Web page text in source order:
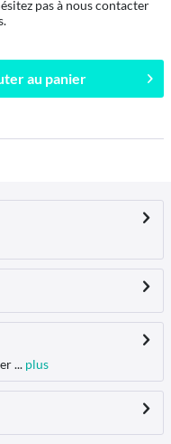
pas à nous contacter
au panier
... plus